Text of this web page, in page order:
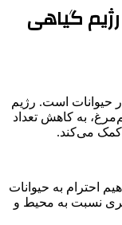
گیاهی
حیوانات است. رژیم
به کاهش تعداد
کمک می‌کند.
احترام به حیوانات
نسبت به محیط و